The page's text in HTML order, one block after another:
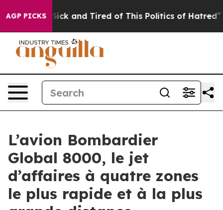
AGP PICKS
Sick and Tired of This Politics of Hatred” The Story
L’avion Bombardier
Global 8000, le jet
d’affaires à quatre zones
le plus rapide et à la plus